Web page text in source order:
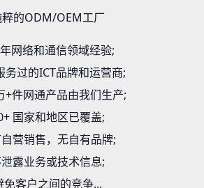
的ODM/OEM工厂
网络和通信领域经验;
务过的ICT品牌和运营商;
+件网通产品由我们生产;
国家和地区已覆盖;
营销售，无自有品牌;
露业务或技术信息;
免客户之间的竞争...